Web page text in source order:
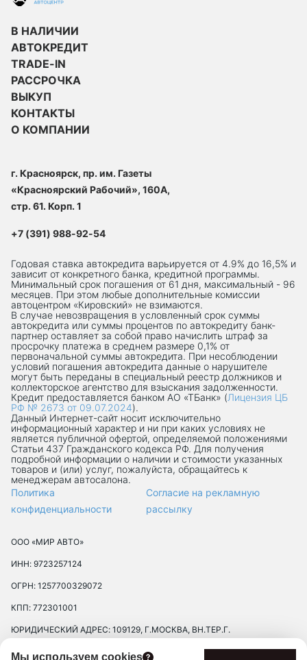
Мы используем cookies
В НАЛИЧИИ
АВТОКРЕДИТ
TRADE-IN
РАССРОЧКА
ВЫКУП
КОНТАКТЫ
О КОМПАНИИ
г. Красноярск, пр. им. Газеты
«Красноярский Рабочий», 160А,
стр. 61. Корп. 1
+7 (391) 988-92-54
Годовая ставка автокредита варьируется от 4.9% до 16,5% и
зависит от конкретного банка, кредитной программы.
Минимальный срок погашения от 61 дня, максимальный - 96
месяцев. При этом любые дополнительные комиссии
автоцентром «Кировский» не взимаются.
В случае невозвращения в условленный срок суммы
автокредита или суммы процентов по автокредиту банк-
партнер оставляет за собой право начислить штраф за
просрочку платежа в среднем размере 0,1% от
первоначальной суммы автокредита. При несоблюдении
условий погашения автокредита данные о нарушителе
могут быть переданы в специальный реестр должников и
коллекторское агентство для взыскания задолженности.
Кредит предоставляется банком АО «ТБанк» (Лицензия ЦБ
РФ № 2673 от 09.07.2024).
Данный Интернет-сaйт носит исключительно
информационный характер и ни при каких условиях не
является публичной офертой, определяемой положениями
Статьи 437 Гражданского кодекса РФ. Для получения
подробной информации о наличии и стоимости указанных
товаров и (или) услуг, пожалуйста, обращайтесь к
менеджерам автосалона.
Политика
конфиденциальности
Согласие на рекламную
рассылку
ООО «МИР АВТО»
ИНН: 9723257124
ОГРН: 1257700329072
КПП: 772301001
ЮРИДИЧЕСКИЙ АДРЕС: 109129, Г.МОСКВА, ВН.ТЕР.Г.